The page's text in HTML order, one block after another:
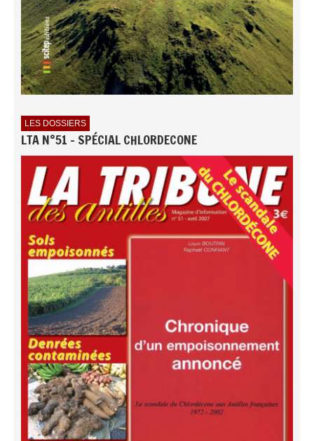
LES DOSSIERS
LTA N°51 - SPÉCIAL CHLORDECONE